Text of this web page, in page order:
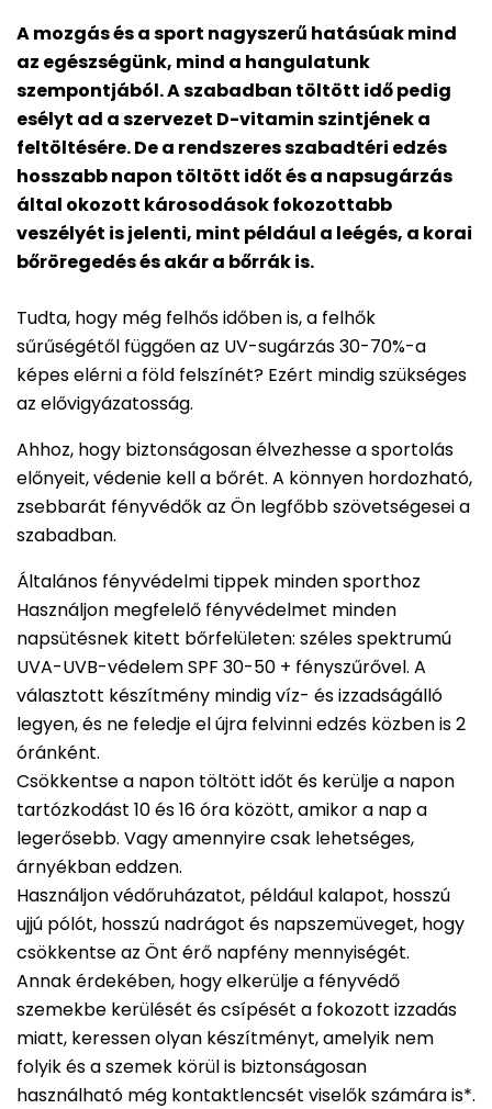
A mozgás és a sport nagyszerű hatásúak mind
az egészségünk, mind a hangulatunk
szempontjából. A szabadban töltött idő pedig
esélyt ad a szervezet D-vitamin szintjének a
feltöltésére. De a rendszeres szabadtéri edzés
hosszabb napon töltött időt és a napsugárzás
által okozott károsodások fokozottabb
veszélyét is jelenti, mint például a leégés, a korai
bőröregedés és akár a bőrrák is.
Tudta, hogy még felhős időben is, a felhők
sűrűségétől függően az UV-sugárzás 30-70%-a
képes elérni a föld felszínét? Ezért mindig szükséges
az elővigyázatosság.
Ahhoz, hogy biztonságosan élvezhesse a sportolás
előnyeit, védenie kell a bőrét. A könnyen hordozható,
zsebbarát fényvédők az Ön legfőbb szövetségesei a
szabadban.
Általános fényvédelmi tippek minden sporthoz
Használjon megfelelő fényvédelmet minden
napsütésnek kitett bőrfelületen: széles spektrumú
UVA-UVB-védelem SPF 30-50 + fényszűrővel. A
választott készítmény mindig víz- és izzadságálló
legyen, és ne feledje el újra felvinni edzés közben is 2
óránként.
Csökkentse a napon töltött időt és kerülje a napon
tartózkodást 10 és 16 óra között, amikor a nap a
legerősebb. Vagy amennyire csak lehetséges,
árnyékban eddzen.
Használjon védőruházatot, például kalapot, hosszú
ujjú pólót, hosszú nadrágot és napszemüveget, hogy
csökkentse az Önt érő napfény mennyiségét.
Annak érdekében, hogy elkerülje a fényvédő
szemekbe kerülését és csípését a fokozott izzadás
miatt, keressen olyan készítményt, amelyik nem
folyik és a szemek körül is biztonságosan
használható még kontaktlencsét viselők számára is*.